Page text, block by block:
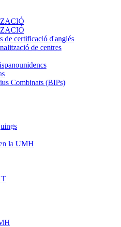
de certificació d'anglés
de centres
Combinats (BIPs)
la UMH